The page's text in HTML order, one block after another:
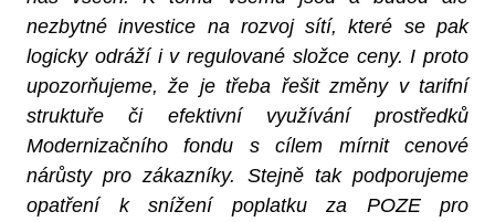
nezbytné investice na rozvoj sítí, které se pak
logicky odráží i v regulované složce ceny. I proto
upozorňujeme, že je třeba řešit změny v tarifní
struktuře či efektivní využívání prostředků
Modernizačního fondu s cílem mírnit cenové
nárůsty pro zákazníky. Stejně tak podporujeme
opatření k snížení poplatku za POZE pro